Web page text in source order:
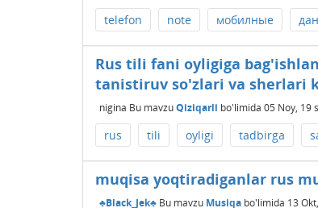
telefon note мобилные
Rus tili fani oyligiga
tanistiruv so'zlari va sherlari
nigina Bu mavzuQiziqarli bo'limida 05 Noy, 19
rus tili oyligi tadbirga
muqisa yoqtiradiganlar rus
♣Black_Jek♣ Bu mavzu Musiqa bo'limida 13